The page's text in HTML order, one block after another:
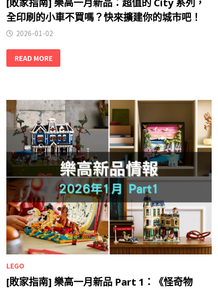
[敗家指南] 樂高一月新品：超值的 City 系列，
全印刷的小車不買嗎？快來擴建你的城市吧！
2026-01-02
READ MORE
LEGO
[敗家指南] 樂高一月新品 Part 1：《怪奇物